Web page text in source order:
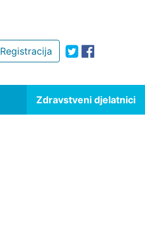
Registracija
Zdravstveni djelatnici